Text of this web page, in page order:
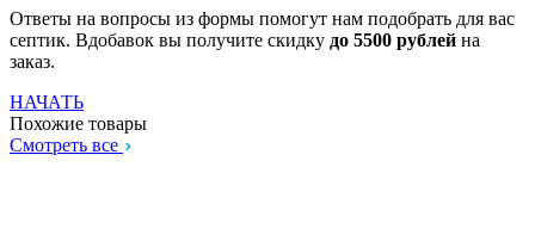
Ответы на вопросы из формы помогут нам подобрать для вас
септик. Вдобавок вы получите скидку до 5500 рублей на
заказ.
НАЧАТЬ
Похожие товары
Смотреть все